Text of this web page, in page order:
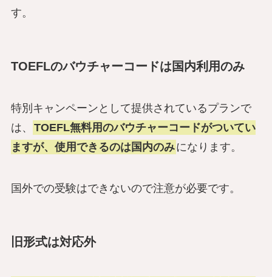
す。
TOEFLのバウチャーコードは国内利用のみ
特別キャンペーンとして提供されているプランで
は、
TOEFL無料用のバウチャーコードがついてい
ますが、使用できるのは国内のみになります。
国外での受験はできないので注意が必要です。
旧形式は対応外